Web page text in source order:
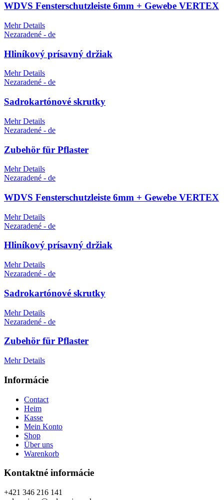
WDVS Fensterschutzleiste 6mm + Gewebe VERTEX
Mehr Details
Nezaradené - de
Hliníkový prísavný držiak
Mehr Details
Nezaradené - de
Sadrokartónové skrutky
Mehr Details
Nezaradené - de
Zubehör für Pflaster
Mehr Details
Nezaradené - de
WDVS Fensterschutzleiste 6mm + Gewebe VERTEX
Mehr Details
Nezaradené - de
Hliníkový prísavný držiak
Mehr Details
Nezaradené - de
Sadrokartónové skrutky
Mehr Details
Nezaradené - de
Zubehör für Pflaster
Mehr Details
Informácie
Contact
Heim
Kasse
Mein Konto
Shop
Über uns
Warenkorb
Kontaktné informácie
+421 346 216 141